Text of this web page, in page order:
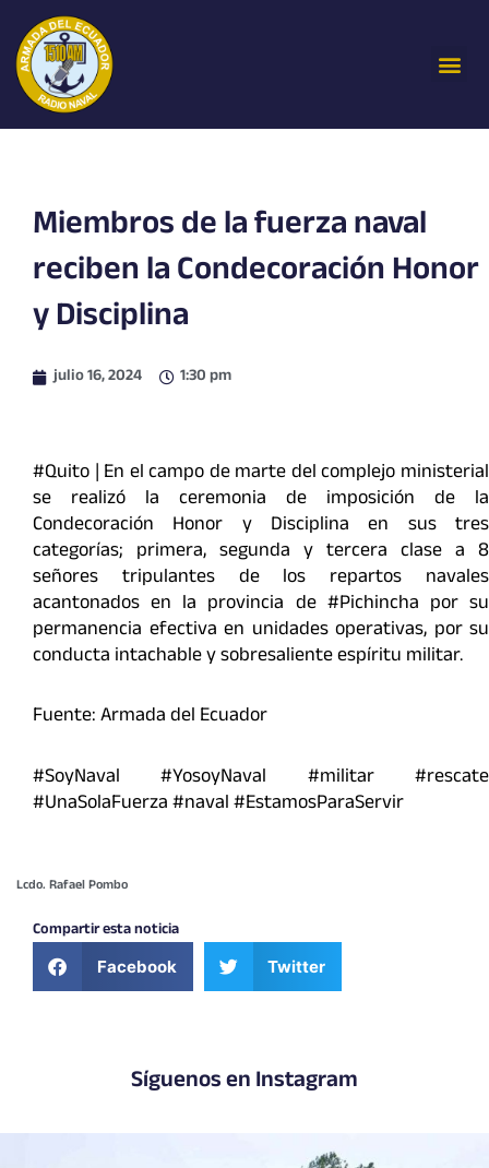
contenido
Miembros de la fuerza naval
reciben la Condecoración Honor
y Disciplina
julio 16, 2024 1:30 pm
#Quito | En el campo de marte del complejo ministerial
se realizó la ceremonia de imposición de la
Condecoración Honor y Disciplina en sus tres
categorías; primera, segunda y tercera clase a 8
señores tripulantes de los repartos navales
acantonados en la provincia de #Pichincha por su
permanencia efectiva en unidades operativas, por su
conducta intachable y sobresaliente espíritu militar.
Fuente: Armada del Ecuador
#SoyNaval #YosoyNaval #militar #rescate
#UnaSolaFuerza #naval #EstamosParaServir
Lcdo. Rafael Pombo
Compartir esta noticia
Facebook Twitter
Síguenos en Instagram